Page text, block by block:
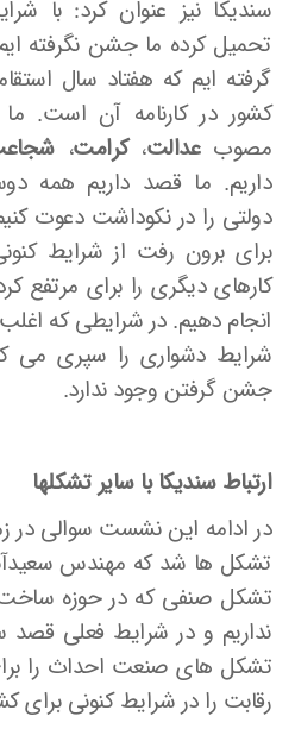
سندیکا نیز عنوان کرد: با
تحمیل کرده ما جشن نگرفته­
گرفته­ ایم که هفتاد سال
مصوبعدالت،کرامت،
داریم. ما قصد داریم
دولتی را در نکوداشت دعوت
برای برون رفت از شرایط
کارهای دیگری را برای مرتفع
انجام دهیم. در شرایطی که
شرایط دشواری را سپری می­
جشن گرفتن وجود ندارد.
ارتباط سندیکا با سایر تشکلها
در ادامه این نشست سوالی در
تشکل ها شد که مهندس
تشکل صنفی که در حوزه
نداریم و در شرایط فعلی قصد
تشکل های صنعت احداث را
رقابت را در شرایط کنونی برای